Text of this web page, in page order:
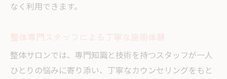
なく利用できます。
整体サロンでは、専門知識と技術を持つスタッフが一人
ひとりの悩みに寄り添い、丁寧なカウンセリングをもと